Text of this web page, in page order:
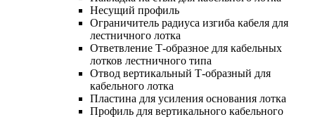
Несущий профиль
Ограничитель радиуса изгиба кабеля для
лестничного лотка
Ответвление Т-образное для кабельных
лотков лестничного типа
Отвод вертикальный Т-образный для
кабельного лотка
Пластина для усиления основания лотка
Профиль для вертикального кабельного